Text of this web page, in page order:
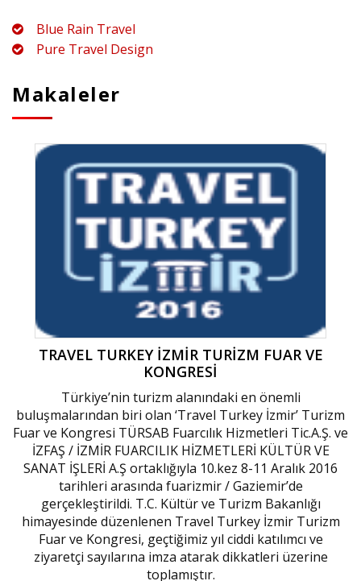
Blue Rain Travel
Pure Travel Design
Makaleler
TRAVEL TURKEY İZMİR TURİZM FUAR VE
KONGRESİ
Türkiye’nin turizm alanındaki en önemli
buluşmalarından biri olan ‘Travel Turkey İzmir’ Turizm
Fuar ve Kongresi TÜRSAB Fuarcılık Hizmetleri Tic.A.Ş. ve
İZFAŞ / İZMİR FUARCILIK HİZMETLERİ KÜLTÜR VE
SANAT İŞLERİ A.Ş ortaklığıyla 10.kez 8-11 Aralık 2016
tarihleri arasında fuarizmir / Gaziemir’de
gerçekleştirildi. T.C. Kültür ve Turizm Bakanlığı
himayesinde düzenlenen Travel Turkey İzmir Turizm
Fuar ve Kongresi, geçtiğimiz yıl ciddi katılımcı ve
ziyaretçi sayılarına imza atarak dikkatleri üzerine
toplamıştır.